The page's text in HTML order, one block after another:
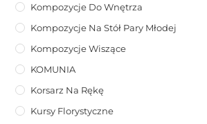
Kompozycje Do Wnętrza
Kompozycje Na Stół Pary Młodej
Kompozycje Wiszące
KOMUNIA
Korsarz Na Rękę
Kursy Florystyczne